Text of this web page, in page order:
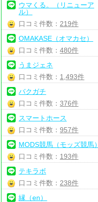
ウマくる。（リニューア
ル）
口コミ件数： 219件
OMAKASE（オマカセ）
口コミ件数：480件
うまジェネ
口コミ件数： 1,493件
バクガチ
口コミ件数：376件
スマートホース
口コミ件数：957件
MODS競馬（モッズ競馬）
口コミ件数： 193件
テキラボ
口コミ件数： 238件
縁（en）